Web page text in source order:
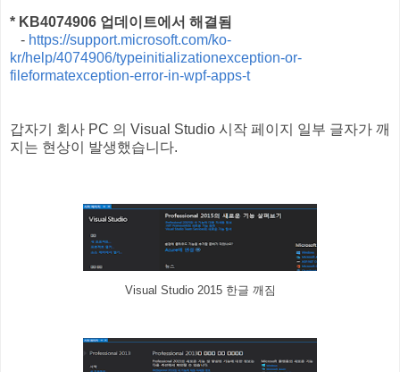
* KB4074906 업데이트에서 해결됨
- https://support.microsoft.com/ko-
kr/help/4074906/typeinitializationexception-or-
fileformatexception-error-in-wpf-apps-t
갑자기 회사 PC 의 Visual Studio 시작 페이지 일부 글자가 깨
지는 현상이 발생했습니다.
Visual Studio 2015 한글 깨짐